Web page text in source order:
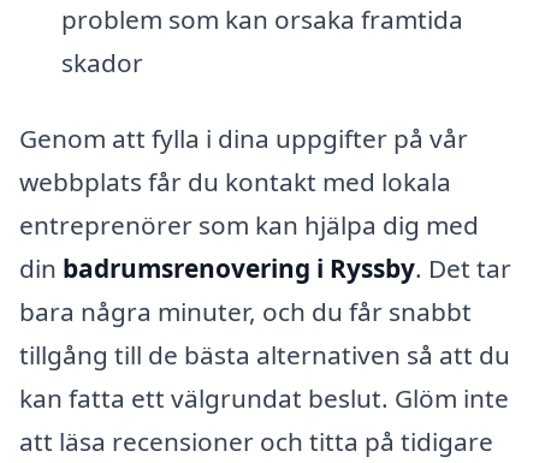
problem som kan orsaka framtida
skador
Genom att fylla i dina uppgifter på vår
webbplats får du kontakt med lokala
entreprenörer som kan hjälpa dig med
din badrumsrenovering i Ryssby. Det tar
bara några minuter, och du får snabbt
tillgång till de bästa alternativen så att du
kan fatta ett välgrundat beslut. Glöm inte
att läsa recensioner och titta på tidigare